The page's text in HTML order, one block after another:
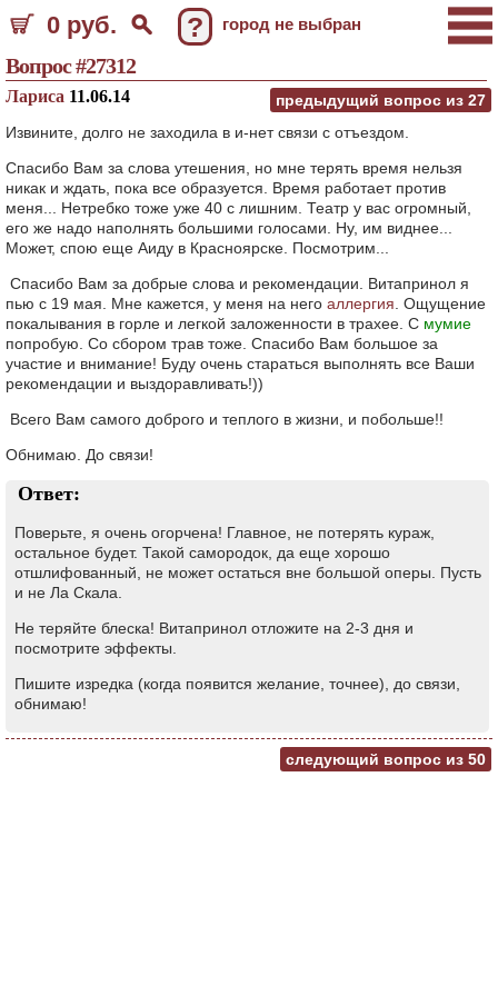
0 руб. ? город не выбран
Вопрос #27312
предыдущий вопрос из 27
Лариса 11.06.14
Извините, долго не заходила в и-нет связи с отъездом.
Спасибо Вам за слова утешения, но мне терять время нельзя
никак и ждать, пока все образуется. Время работает против
меня... Нетребко тоже уже 40 с лишним. Театр у вас огромный,
его же надо наполнять большими голосами. Ну, им виднее...
Может, спою еще Аиду в Красноярске. Посмотрим...
Спасибо Вам за добрые слова и рекомендации. Витапринол я
пью с 19 мая. Мне кажется, у меня на него аллергия . Ощущение
покалывания в горле и легкой заложенности в трахее. С мумие
попробую. Со сбором трав тоже. Спасибо Вам большое за
участие и внимание! Буду очень стараться выполнять все Ваши
рекомендации и выздоравливать!))
Всего Вам самого доброго и теплого в жизни, и побольше!!
Обнимаю. До связи!
Ответ:
Поверьте, я очень огорчена! Главное, не потерять кураж,
остальное будет. Такой самородок, да еще хорошо
отшлифованный, не может остаться вне большой оперы. Пусть
и не Ла Скала.
Не теряйте блеска! Витапринол отложите на 2-3 дня и
посмотрите эффекты.
Пишите изредка (когда появится желание, точнее), до связи,
обнимаю!
следующий вопрос из 50